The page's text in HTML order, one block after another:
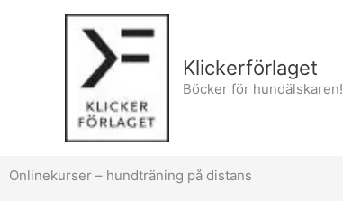
Klickerförlaget
Böcker för hundälskaren!
Onlinekurser – hundträning på distans